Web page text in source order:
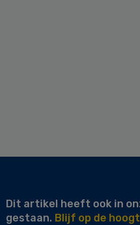
Dit artikel heeft ook in
gestaan. Blijf op de